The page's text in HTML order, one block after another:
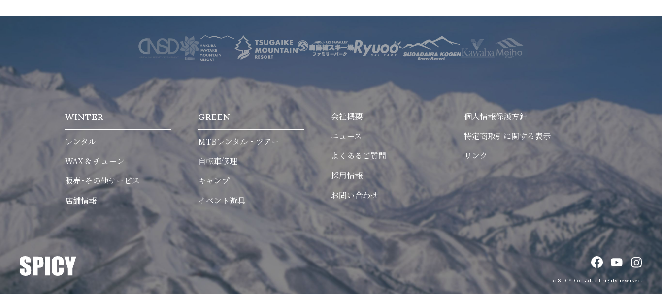
WINTER
レンタル
WAX & チューン
販売･その他サービス
店舗情報
GREEN
MTBレンタル・ツアー
自転車修理
キャンプ
イベント遊具
会社概要
ニュース
よくあるご質問
採用情報
お問い合わせ
個人情報保護方針
特定商取引に関する表示
リンク
c SPICY Co. Ltd. all rights reserved.